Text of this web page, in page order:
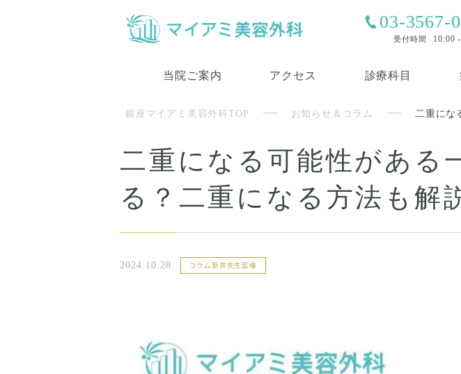
03-3567-
受付時間 10:00
当院ご案内 アクセス 診療科目
銀座マイアミ美容外科TOP お知らせ＆コラム 二重にな
二重になる可能性がある
る？二重になる方法も解
2024.10.28 コラム新井先生監修